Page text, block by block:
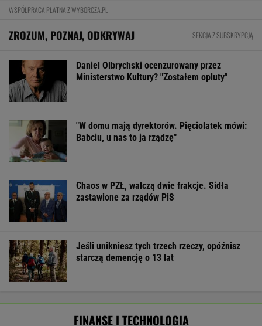
WSPÓŁPRACA PŁATNA Z WYBORCZA.PL
ZROZUM, POZNAJ, ODKRYWAJ SEKCJA Z SUBSKRYPCJĄ
Daniel Olbrychski ocenzurowany przez
Ministerstwo Kultury? "Zostałem opluty"
"W domu mają dyrektorów. Pięciolatek mówi:
Babciu, u nas to ja rządzę"
Chaos w PZŁ, walczą dwie frakcje. Sidła
zastawione za rządów PiS
Jeśli unikniesz tych trzech rzeczy, opóźnisz
starczą demencję o 13 lat
FINANSE I TECHNOLOGIA